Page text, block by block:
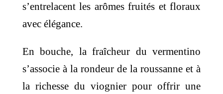
s’entrelacent les arômes fruités et floraux
avec élégance.
En bouche, la fraîcheur du vermentino
s’associe à la rondeur de la roussanne et à
la richesse du viognier pour offrir une